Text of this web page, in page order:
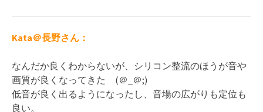
Kata＠長野さん：
なんだか良くわからないが、シリコン整流のほうが音や
画質が良くなってきた (＠_＠;)
低音が良く出るようになったし、音場の広がりも定位も
良い。